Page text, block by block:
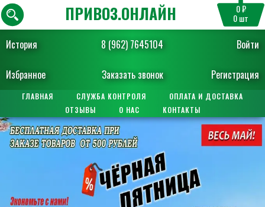
История 8 (962) 7645104 Войти
Избранное Заказать звонок Регистрация
ПРИВОЗ.ОНЛАЙН 0 ₽
0шт
ГЛАВНАЯ СЛУЖБА КОНТРОЛЯ
ОПЛАТА И ДОСТАВКА
ОТЗЫВЫ
О НАС КОНТАКТЫ